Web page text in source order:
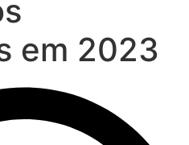
em 2023